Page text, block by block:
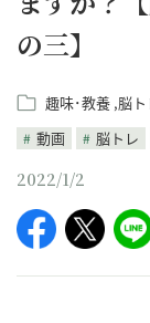
の三】
趣味･教養 脳
動画
脳トレ
2022/1/2